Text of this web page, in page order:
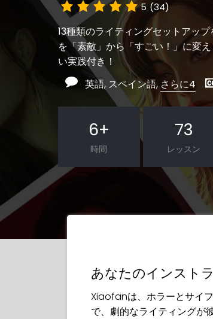
5 (34)
13種類のライティングセットアッ
を「素敵」から「すごい！」に変
い実践付き！
英語, スペイン語, さらに4
6+
時間
73
レッスン
あなたのインスト
Xiaofanは、ホラーとサイ
で、劇的なライティングが